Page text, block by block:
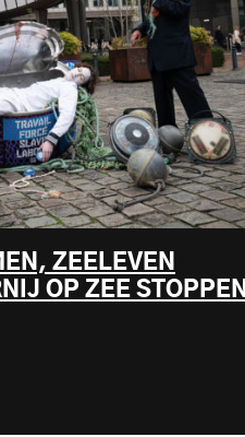
ZEELEVEN
OP ZEE STOPPEN